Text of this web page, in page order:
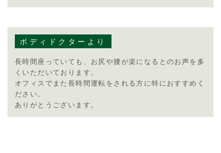
ボディドクターより
長時間座っていても、お尻や腰が楽になるとのお声を多
くいただいております。
オフィスでまた長時間運転をされる方に特におすすめく
ださい。
ありがとうございます。